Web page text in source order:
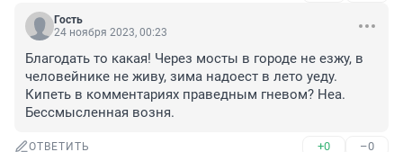
Гость
24 ноября 2023, 00:23
Благодать то какая! Через мосты в городе не езжу, в
человейнике не живу, зима надоест в лето уеду.
Кипеть в комментариях праведным гневом? Неа.
Бессмысленная возня.
ОТВЕТИТЬ +0 –0